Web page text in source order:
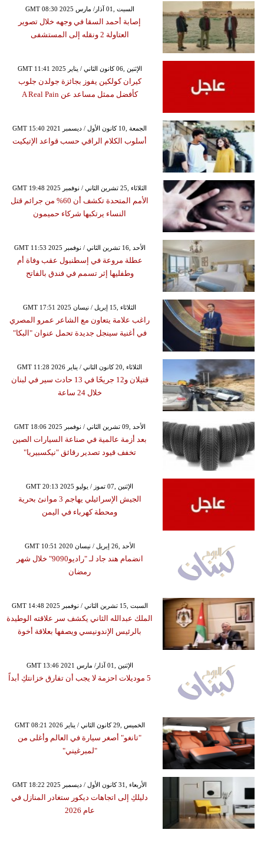
GMT 08:30 2025 السبت ,01 آذار/ مارس
إصابة أحمد السقا في وجهه خلال تصوير
العتاولة 2 ونقله إلى المستشفى
GMT 11:41 2025 الإثنين ,06 كانون الثاني / يناير
كيران كولكين يفوز بجائزة جولدن جلوب
كأفضل ممثل مساعد عن A Real Pain
GMT 15:40 2021 الجمعة ,10 كانون الأول / ديسمبر
أسلوب الكلام الراقي حسب قواعد الإتيكيت
GMT 19:48 2025 الثلاثاء ,25 تشرين الثاني / نوفمبر
الأمم المتحدة تكشف أن 60% من جرائم قتل
النساء يرتكبها شركاء حميمون
GMT 11:53 2025 الأحد ,16 تشرين الثاني / نوفمبر
عطلة مروعة في إسطنبول عقب وفاة أم
وطفليها إثر تسمم في فندق بالفاتح
GMT 17:51 2025 الثلاثاء ,15 إبريل / نيسان
راغب علامة يتعاون مع الشاعر عمرو المصري
في أغنية سينجل جديدة تحمل عنوان "البكا"
GMT 11:28 2026 الثلاثاء ,20 كانون الثاني / يناير
قتيلان و12 جريحًا في 13 حادث سير في لبنان
خلال 24 ساعة
GMT 18:06 2025 الأحد ,09 تشرين الثاني / نوفمبر
بعد أزمة عالمية في صناعة السيارات الصين
تخفف قيود تصدير رقائق "نيكسبيريا"
GMT 20:13 2025 الإثنين ,07 تموز / يوليو
الجيش الإسرائيلي يهاجم 3 موانئ بحرية
ومحطة كهرباء في اليمن
GMT 10:51 2020 الأحد ,26 إبريل / نيسان
انضمام هند جاد لـ "راديو9090" خلال شهر
رمضان
GMT 14:48 2025 السبت ,15 تشرين الثاني / نوفمبر
الملك عبدالله الثاني يكشف سر علاقته الوطيدة
بالرئيس الإندونيسي ويصفها بعلاقة أخوة
GMT 13:46 2021 الإثنين ,01 آذار/ مارس
5 موديلات احزمة لا يجب أن تفارق خزانتكِ أبداً
GMT 08:21 2026 الخميس ,29 كانون الثاني / يناير
"تانغو" أصغر سيارة في العالم وأغلى من
"لمبرغيني"
GMT 18:22 2025 الأربعاء ,31 كانون الأول / ديسمبر
دليلكِ إلى اتجاهات ديكور ستغادر المنازل في
عام 2026